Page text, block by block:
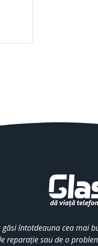
întotdeauna cea mai
reparație sau de o